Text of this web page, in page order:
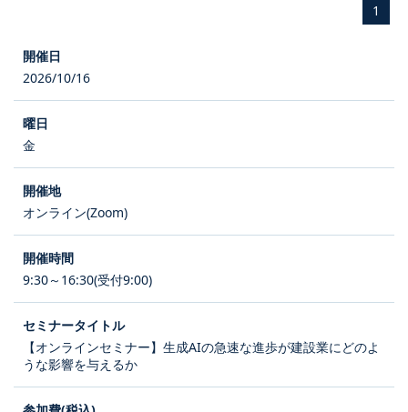
1
2026/10/16
金
オンライン(Zoom)
9:30～16:30(受付9:00)
【オンラインセミナー】生成AIの急速な進歩が建設業にどのよ
うな影響を与えるか